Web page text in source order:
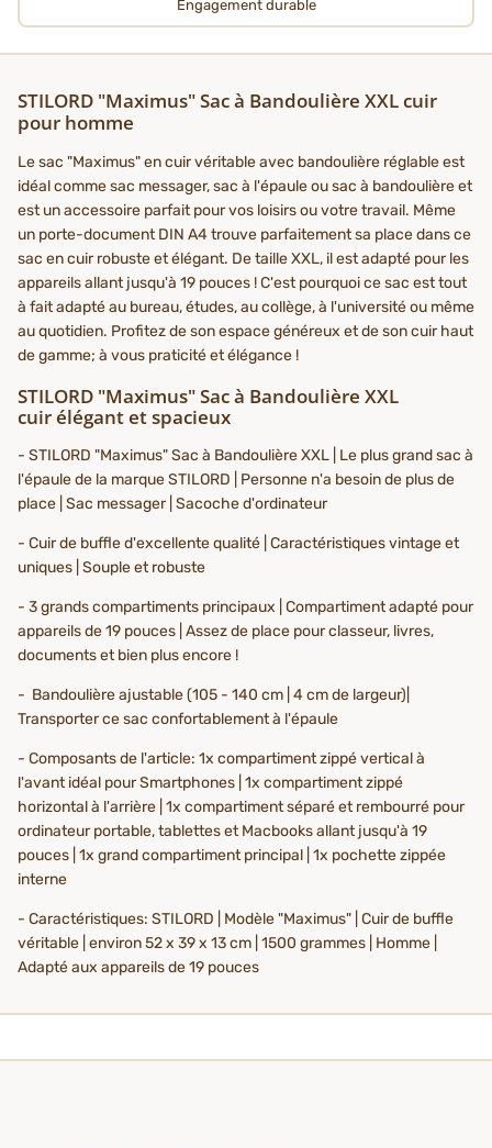
Engagement durable
STILORD "Maximus" Sac à Bandoulière XXL cuir
pour homme
Le sac "Maximus" en cuir véritable avec bandoulière réglable est
idéal comme sac messager, sac à l'épaule ou sac à bandoulière et
est un accessoire parfait pour vos loisirs ou votre travail. Même
un porte-document DIN A4 trouve parfaitement sa place dans ce
sac en cuir robuste et élégant. De taille XXL, il est adapté pour les
appareils allant jusqu'à 19 pouces ! C'est pourquoi ce sac est tout
à fait adapté au bureau, études, au collège, à l'université ou même
au quotidien. Profitez de son espace généreux et de son cuir haut
de gamme; à vous praticité et élégance !
STILORD "Maximus" Sac à Bandoulière XXL
cuir élégant et spacieux
- STILORD "Maximus" Sac à Bandoulière XXL | Le plus grand sac à
l'épaule de la marque STILORD | Personne n'a besoin de plus de
place | Sac messager | Sacoche d'ordinateur
- Cuir de buffle d'excellente qualité | Caractéristiques vintage et
uniques | Souple et robuste
- 3 grands compartiments principaux | Compartiment adapté pour
appareils de 19 pouces | Assez de place pour classeur, livres,
documents et bien plus encore !
- Bandoulière ajustable (105 - 140 cm | 4 cm de largeur)|
Transporter ce sac confortablement à l'épaule
- Composants de l'article: 1x compartiment zippé vertical à
l'avant idéal pour Smartphones | 1x compartiment zippé
horizontal à l'arrière | 1x compartiment séparé et rembourré pour
ordinateur portable, tablettes et Macbooks allant jusqu'à 19
pouces | 1x grand compartiment principal | 1x pochette zippée
interne
- Caractéristiques: STILORD | Modèle "Maximus" | Cuir de buffle
véritable | environ 52 x 39 x 13 cm | 1500 grammes | Homme |
Adapté aux appareils de 19 pouces